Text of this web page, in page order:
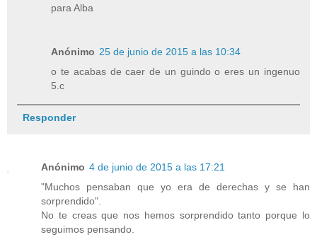
para Alba
Anónimo 25 de junio de 2015 a las 10:34
o te acabas de caer de un guindo o eres un ingenuo
5.c
Responder
Anónimo 4 de junio de 2015 a las 17:21
"Muchos pensaban que yo era de derechas y se han
sorprendido".
No te creas que nos hemos sorprendido tanto porque lo
seguimos pensando.